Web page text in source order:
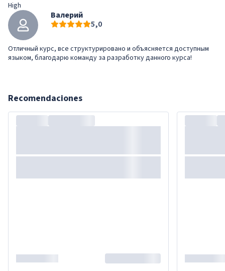
High
Валерий
5,0
Отличный курс, все структурировано и объясняется доступным
языком, благодарю команду за разработку данного курса!
Recomendaciones